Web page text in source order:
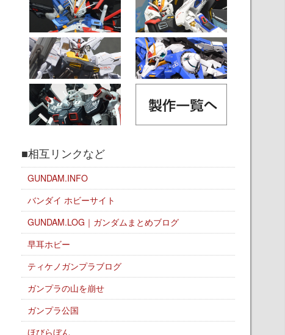
■相互リンクなど
GUNDAM.INFO
バンダイ ホビーサイト
GUNDAM.LOG｜ガンダムまとめブログ
早耳ホビー
ティケノガンプラブログ
ガンプラの山を崩せ
ガンプラ公国
ほびらぼん